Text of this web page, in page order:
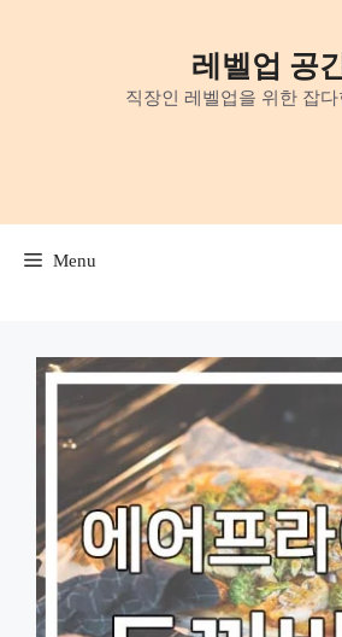
레벨업 공
직장인 레벨업을 위한 잡
Menu